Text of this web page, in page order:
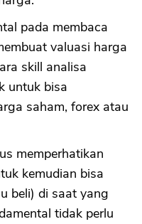
pada membaca
valuasi harga
skill analisa
untuk bisa
saham, forex atau
memperhatikan
kemudian bisa
beli) di saat yang
tidak perlu